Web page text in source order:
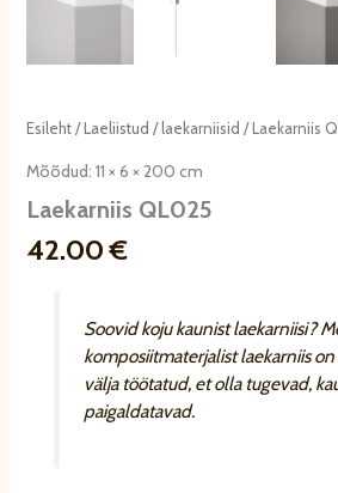
Esileht/ Laeliistud /laekarniisid / Laekarniis
Mõõdud: 11 × 6 × 200 cm
Laekarniis QL025
42.00€
Soovid koju kaunist laekarniisi?
komposiitmaterjalist laekarniis
välja töötatud, et olla tugevad,
paigaldatavad.